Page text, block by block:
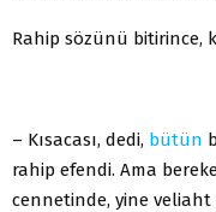
Rahip sözünü bitirince,
– Kısacası, dedi, bütün
rahip efendi. Ama
cennetinde, yine veliaht